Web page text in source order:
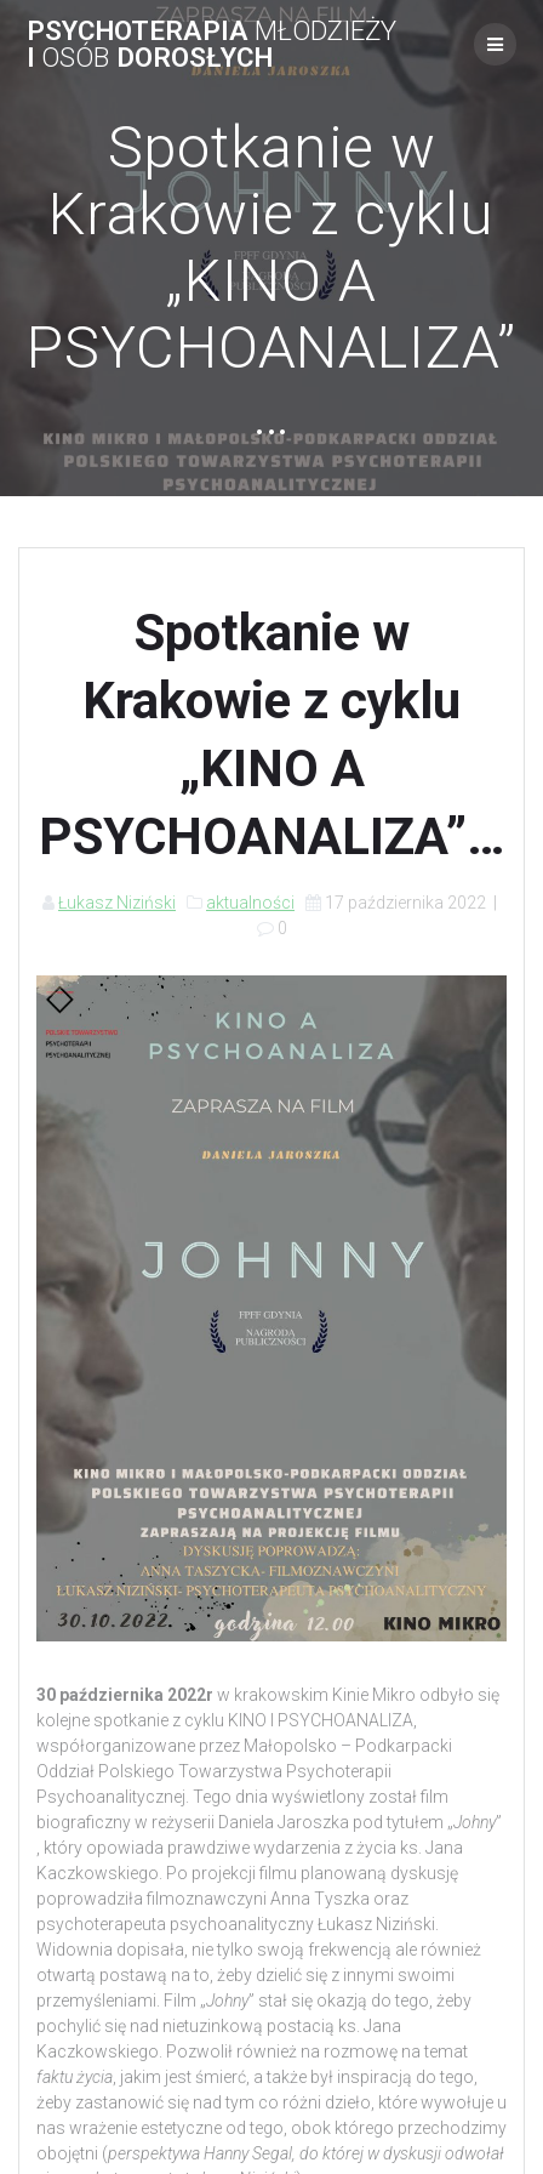
Skip
to
content
PSYCHOTERAPIAMŁODZIEŻY
I OSÓB DOROSŁYCH
Spotkanie w
Krakowie z cyklu
„KINO A
PSYCHOANALIZA”
…
Spotkanie w
Krakowie z cyklu
„KINO A
PSYCHOANALIZA”…
Łukasz Niziński aktualności 17 października 2022
0
30 października 2022r w krakowskim Kinie Mikro odbyło się
kolejne spotkanie z cyklu KINO I PSYCHOANALIZA,
współorganizowane przez Małopolsko – Podkarpacki
Oddział Polskiego Towarzystwa Psychoterapii
Psychoanalitycznej. Tego dnia wyświetlony został film
biograficzny w reżyserii Daniela Jaroszka pod tytułem „Johny”
, który opowiada prawdziwe wydarzenia z życia ks. Jana
Kaczkowskiego. Po projekcji filmu planowaną dyskusję
poprowadziła filmoznawczyni Anna Tyszka oraz
psychoterapeuta psychoanalityczny Łukasz Niziński.
Widownia dopisała, nie tylko swoją frekwencją ale również
otwartą postawą na to, żeby dzielić się z innymi swoimi
przemyśleniami. Film „Johny” stał się okazją do tego, żeby
pochylić się nad nietuzinkową postacią ks. Jana
Kaczkowskiego. Pozwolił również na rozmowę na temat
faktu życia, jakim jest śmierć, a także był inspiracją do tego,
żeby zastanowić się nad tym co różni dzieło, które wywołuje u
nas wrażenie estetyczne od tego, obok którego przechodzimy
obojętni (perspektywa Hanny Segal, do której w dyskusji odwołał